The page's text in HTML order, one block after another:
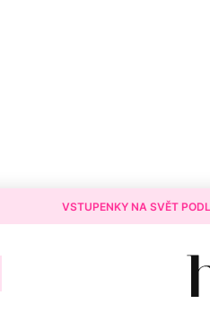
VSTUPENKY NA SVĚT